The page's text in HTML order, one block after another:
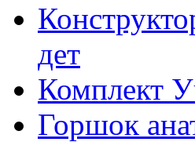
дет
Комплект
Горшок